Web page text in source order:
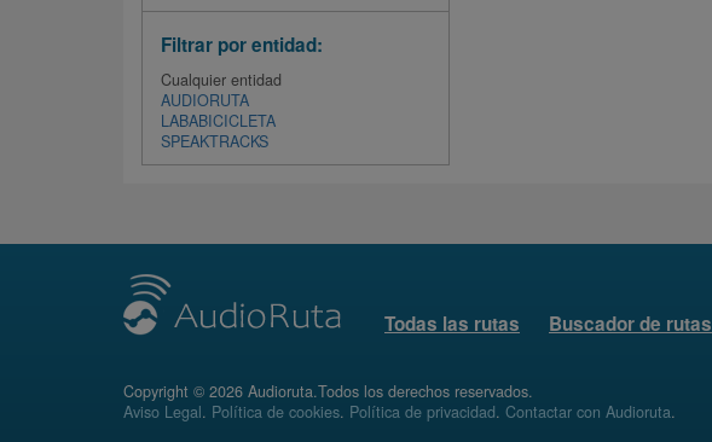
Filtrar por entidad:
Cualquier entidad
AUDIORUTA
LABABICICLETA
SPEAKTRACKS
Todas las rutas Buscador de rutas
Copyright © 2026 Audioruta.Todos los derechos reservados.
Aviso Legal. Política de cookies. Política de privacidad. Contactar con Audioruta.